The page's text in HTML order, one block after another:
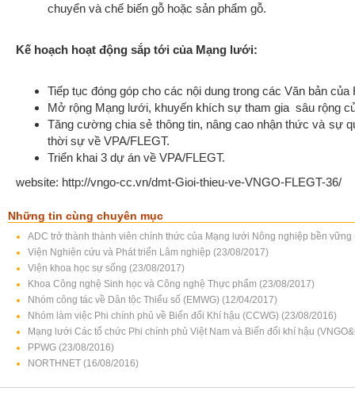
chuyển và chế biến gỗ hoặc sản phẩm gỗ.
Kế hoạch hoạt động sắp tới của Mạng lưới:
Tiếp tục đóng góp cho các nội dung trong các Văn bản của
Mở rộng Mạng lưới, khuyến khích sự tham gia sâu rộng
Tăng cường chia sẻ thông tin, nâng cao nhận thức và sự
thời sự về VPA/FLEGT.
Triển khai 3 dự án về VPA/FLEGT.
website: http://vngo-cc.vn/dmt-Gioi-thieu-ve-VNGO-FLEGT-36/
Những tin cùng chuyên mục
ADC trở thành thành viên chính thức của Mạng lưới Nông nghiệp bền vững
Viện Nghiên cứu và Phát triển Lâm nghiệp (23/08/2017)
Viện khoa học sự sống (23/08/2017)
Khoa Công nghệ Sinh học và Công nghệ Thực phẩm (23/08/2017)
Nhóm công tác về Dân tộc Thiểu số (EMWG) (12/04/2017)
Nhóm làm việc Phi chính phủ về Biến đổi Khí hậu (CCWG) (23/08/2016)
Mạng lưới Các tổ chức Phi chính phủ Việt Nam và Biến đổi khí hậu
PPWG (23/08/2016)
NORTHNET (16/08/2016)